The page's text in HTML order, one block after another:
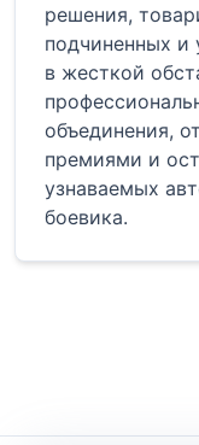
решения,
подчиненных и
в жесткой
объединения,
премиями и
узнаваемых
боевика.